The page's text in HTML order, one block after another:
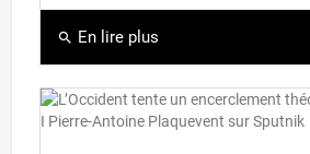
search En lire plus